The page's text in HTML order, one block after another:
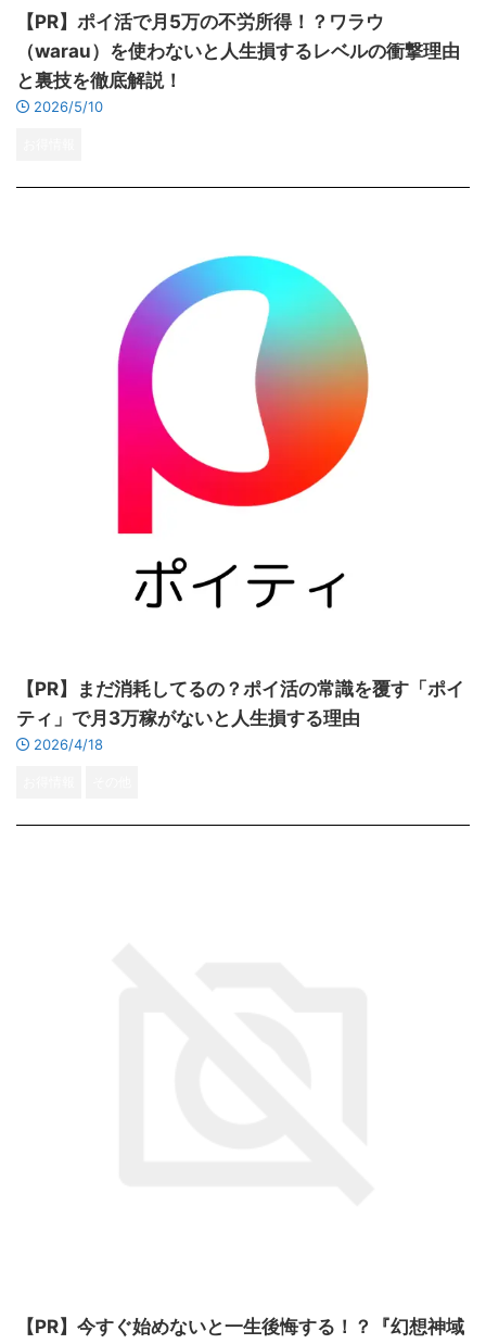
【PR】ポイ活で月5万の不労所得！？ワラウ
（warau）を使わないと人生損するレベルの衝撃理由
と裏技を徹底解説！
2026/5/10
【PR】まだ消耗してるの？ポイ活の常識を覆す「ポイ
ティ」で月3万稼がないと人生損する理由
2026/4/18
【PR】今すぐ始めないと一生後悔する！？『幻想神域